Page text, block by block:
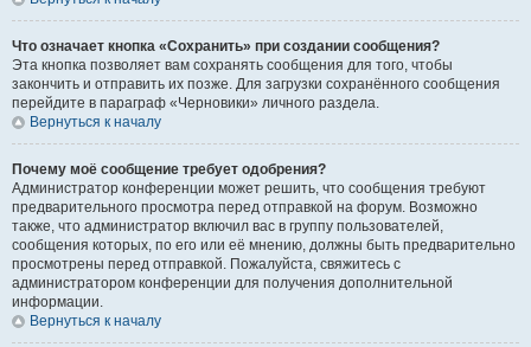
Что означает кнопка «Сохранить» при создании сообщения?
Эта кнопка позволяет вам сохранять сообщения для того, чтобы
закончить и отправить их позже. Для загрузки сохранённого сообщения
перейдите в параграф «Черновики» личного раздела.
Вернуться к началу
Почему моё сообщение требует одобрения?
Администратор конференции может решить, что сообщения требуют
предварительного просмотра перед отправкой на форум. Возможно
также, что администратор включил вас в группу пользователей,
сообщения которых, по его или её мнению, должны быть предварительно
просмотрены перед отправкой. Пожалуйста, свяжитесь с
администратором конференции для получения дополнительной
информации.
Вернуться к началу